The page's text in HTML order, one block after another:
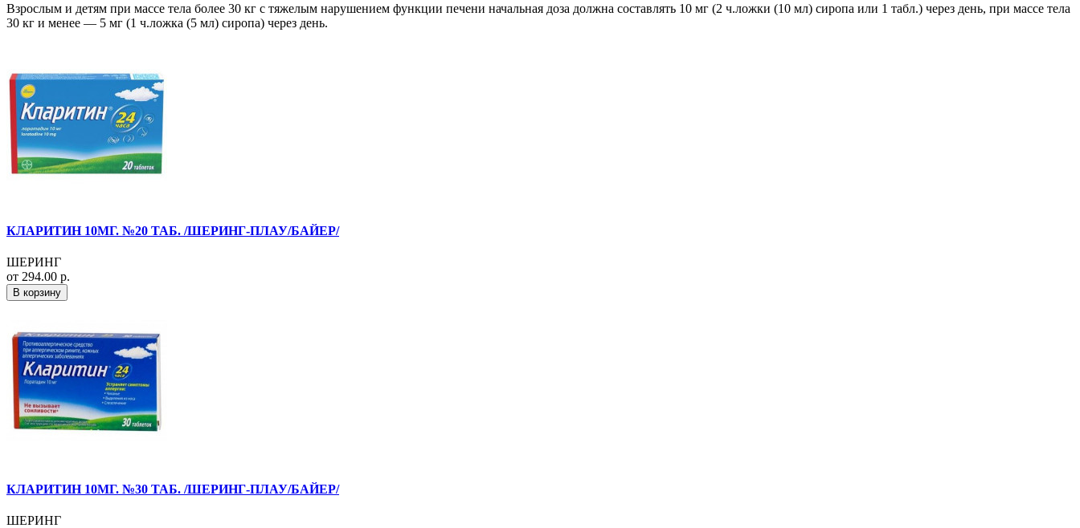
Взрослым и детям при массе тела более 30 кг с тяжелым нарушением функции печени начальная доза должна составлять 10 мг (2 ч.ложки (10 мл) сиропа или 1 табл.) через день, при массе тела
30 кг и менее — 5 мг (1 ч.ложка (5 мл) сиропа) через день.
КЛАРИТИН 10МГ. №20 ТАБ. /ШЕРИНГ-ПЛАУ/БАЙЕР/
ШЕРИНГ
от 294.00 р.
В корзину
КЛАРИТИН 10МГ. №30 ТАБ. /ШЕРИНГ-ПЛАУ/БАЙЕР/
ШЕРИНГ